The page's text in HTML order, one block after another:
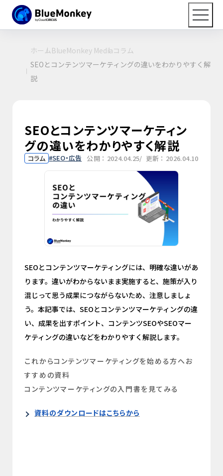
ホームBlueMonkey Mediaコラム
SEOとコンテンツマーケティングの違いをわかりやすく解
説
SEOとコンテンツマーケティン
グの違いをわかりやすく解説
コラム SEO・広告 公開：2024.04.25/ 更新：2026.04.10
SEOとコンテンツマーケティングには、明確な違いがあ
ります。違いがわからないまま実施すると、施策が入り
混じって思う成果につながらないため、注意しましょ
う。本記事では、SEOとコンテンツマーケティングの違
い、成果を出すポイント、コンテンツSEOやSEOマー
ケティングの違いなどをわかりやすく解説します。
これからコンテンツマーケティングを始める方へお
すすめの資料
コンテンツマーケティングの入門書を見てみる
資料のダウンロードはこちらから